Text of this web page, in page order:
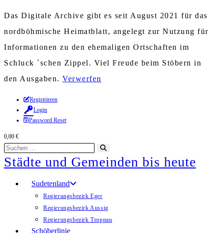
Das Digitale Archive gibt es seit August 2021 für das
nordböhmische Heimatblatt, angelegt zur Nutzung für
Informationen zu den ehemaligen Ortschaften im
Schluck `schen Zippel. Viel Freude beim Stöbern in
den Ausgaben. Verwerfen
Zum
Inhalt
springen
Registrieren
Login
Password Reset
0,00 €
Diese
Website
durchsuchen
starten
Städte und Gemeinden bis heute
Sudetenland
Regierungsbezirk Eger
Regierungsbezirk Aussig
Regierungsbezirk Troppau
Schöberlinie